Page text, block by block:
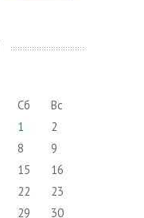
Сб
Вс
1
2
8
9
15
16
22
23
29 30